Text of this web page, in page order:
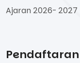
Ajaran 2026- 2027
Pendaftaran